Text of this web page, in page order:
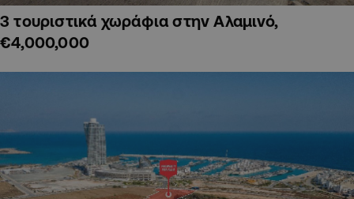
3 τουριστικά χωράφια στην Αλαμινό,
€4,000,000